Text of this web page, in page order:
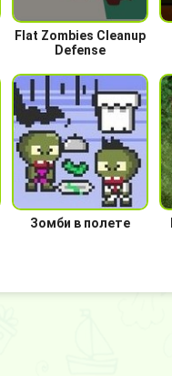
Flat Zombies Cleanup
Defense
Зомби в полете